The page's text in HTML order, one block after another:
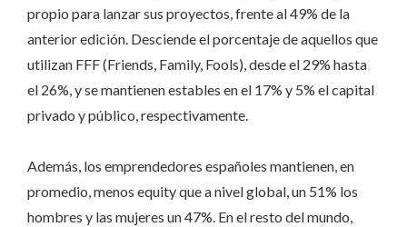
propio para lanzar sus proyectos, frente al 49% de la
anterior edición. Desciende el porcentaje de aquellos que
utilizan FFF (Friends, Family, Fools), desde el 29% hasta
el 26%, y se mantienen estables en el 17% y 5% el capital
privado y público, respectivamente.
Además, los emprendedores españoles mantienen, en
promedio, menos equity que a nivel global, un 51% los
hombres y las mujeres un 47%. En el resto del mundo,